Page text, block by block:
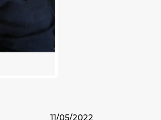
11/05/2022